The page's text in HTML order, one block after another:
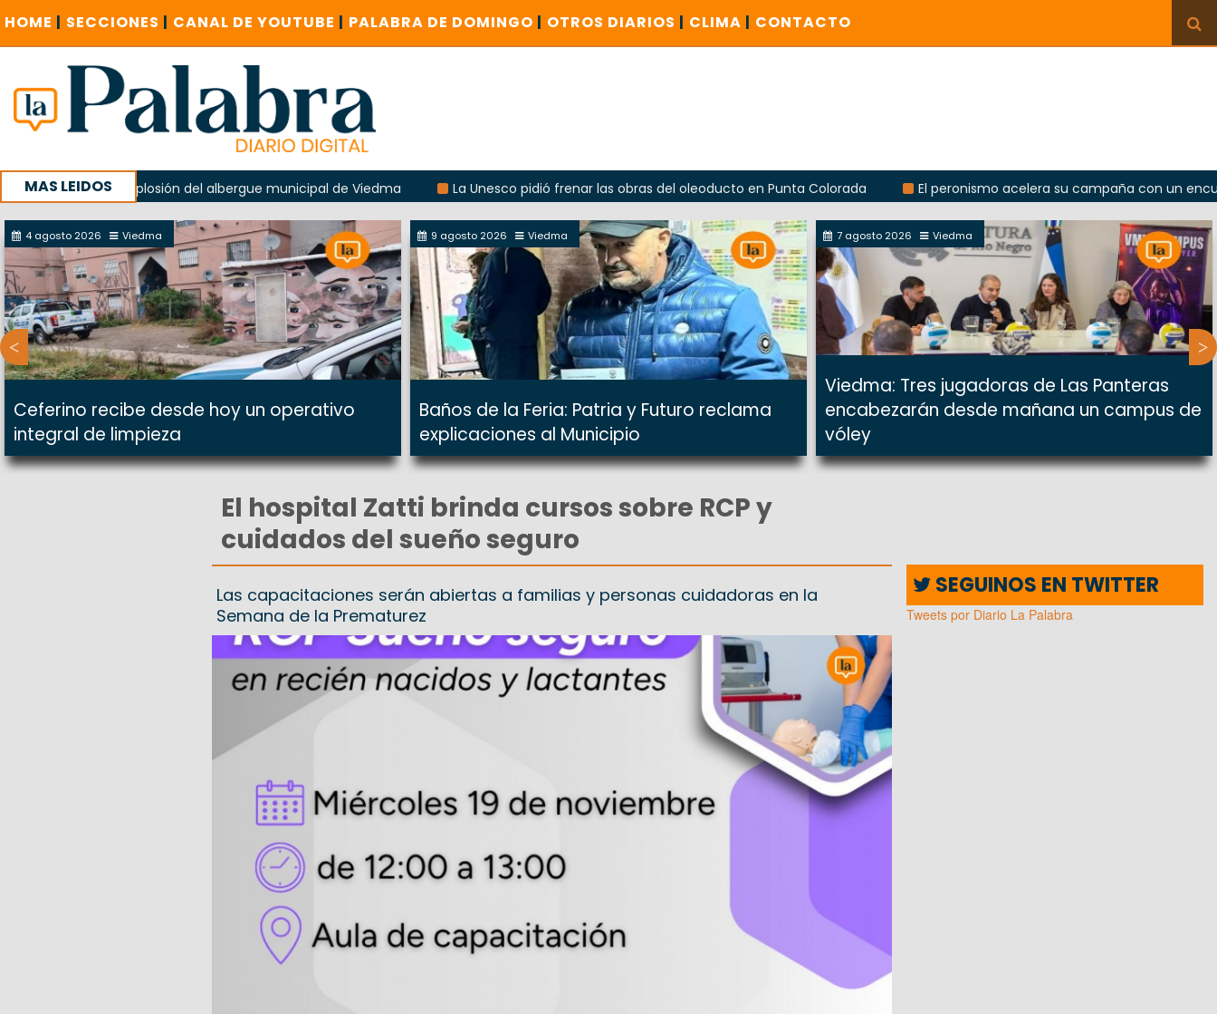
HOME | SECCIONES | CANAL DE YOUTUBE | PALABRA DE DOMINGO | OTROS DIARIOS | CLIMA | CONTACTO
MAS LEIDOS
en la explosión del albergue municipal de Viedma La Unesco pidió frenar las obras del oleoducto en Punta Colorada
El peronismo acelera su campaña con un encuentro
Cuentas investigue contratación de baños de la Feria
4 agosto 2026 Viedma
Ceferino recibe desde hoy un operativo
integral de limpieza
9 agosto 2026 Viedma
Baños de la Feria: Patria y Futuro reclama
explicaciones al Municipio
7 agosto 2026 Viedma
Viedma: Tres jugadoras de Las Panteras
encabezarán desde mañana un campus de
vóley
El hospital Zatti brinda cursos sobre RCP y
cuidados del sueño seguro
Las capacitaciones serán abiertas a familias y personas cuidadoras en la
Semana de la Prematurez
SEGUINOS EN TWITTER
Tweets por Diario La Palabra